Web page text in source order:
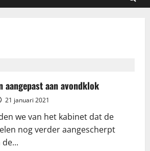
aangepast aan avondklok
21 januari 2021
we van het kabinet dat de
nog verder aangescherpt